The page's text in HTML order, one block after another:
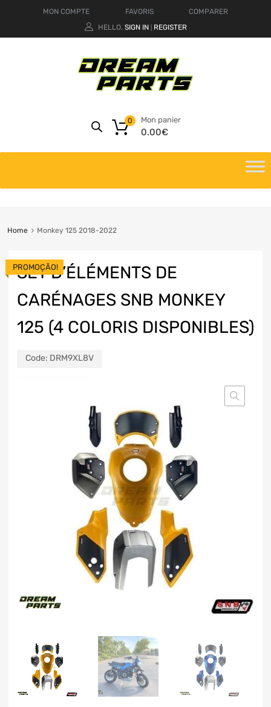
MON COMPTE FAVORIS
COMPARER
HELLO. SIGN IN REGISTER
Mon panier
0.00€
0
Home Monkey 125 2018-2022
SET D’ÉLÉMENTS DE
CARÉNAGES SNB MONKEY
125 (4 COLORIS DISPONIBLES)
Code: DRM9XL8V
PROMOÇÃO!